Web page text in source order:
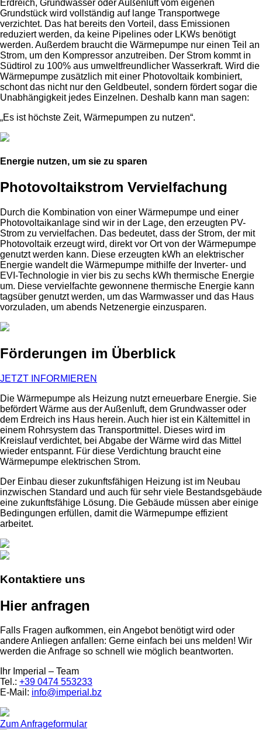
Erdreich, Grundwasser oder Außenluft vom eigenen
Grundstück wird vollständig auf lange Transportwege
verzichtet. Das hat bereits den Vorteil, dass Emissionen
reduziert werden, da keine Pipelines oder LKWs benötigt
werden. Außerdem braucht die Wärmepumpe nur einen Teil an
Strom, um den Kompressor anzutreiben. Der Strom kommt in
Südtirol zu 100% aus umweltfreundlicher Wasserkraft. Wird die
Wärmepumpe zusätzlich mit einer Photovoltaik kombiniert,
schont das nicht nur den Geldbeutel, sondern fördert sogar die
Unabhängigkeit jedes Einzelnen. Deshalb kann man sagen:
„Es ist höchste Zeit, Wärmepumpen zu nutzen“.
Energie nutzen, um sie zu sparen
Photovoltaikstrom Vervielfachung
Durch die Kombination von einer Wärmepumpe und einer
Photovoltaikanlage sind wir in der Lage, den erzeugten PV-
Strom zu vervielfachen. Das bedeutet, dass der Strom, der mit
Photovoltaik erzeugt wird, direkt vor Ort von der Wärmepumpe
genutzt werden kann. Diese erzeugten kWh an elektrischer
Energie wandelt die Wärmepumpe mithilfe der Inverter- und
EVI-Technologie in vier bis zu sechs kWh thermische Energie
um. Diese vervielfachte gewonnene thermische Energie kann
tagsüber genutzt werden, um das Warmwasser und das Haus
vorzuladen, um abends Netzenergie einzusparen.
Förderungen im Überblick
JETZT INFORMIEREN
Die Wärmepumpe als Heizung nutzt erneuerbare Energie. Sie
befördert Wärme aus der Außenluft, dem Grundwasser oder
dem Erdreich ins Haus herein. Auch hier ist ein Kältemittel in
einem Rohrsystem das Transportmittel. Dieses wird im
Kreislauf verdichtet, bei Abgabe der Wärme wird das Mittel
wieder entspannt. Für diese Verdichtung braucht eine
Wärmepumpe elektrischen Strom.
Der Einbau dieser zukunftsfähigen Heizung ist im Neubau
inzwischen Standard und auch für sehr viele Bestandsgebäude
eine zukunftsfähige Lösung. Die Gebäude müssen aber einige
Bedingungen erfüllen, damit die Wärmepumpe effizient
arbeitet.
Kontaktiere uns
Hier anfragen
Falls Fragen aufkommen, ein Angebot benötigt wird oder
andere Anliegen anfallen: Gerne einfach bei uns melden! Wir
werden die Anfrage so schnell wie möglich beantworten.
Ihr Imperial – Team
Tel.: +39 0474 553233
E-Mail: info@imperial.bz
Zum Anfrageformular